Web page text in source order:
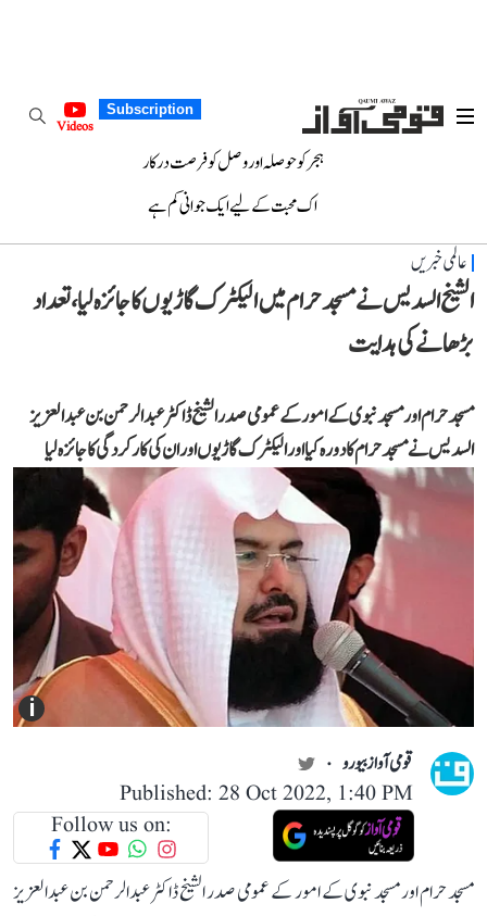
Subscription
Videos
ہجر کو حوصلہ اور وصل کو فرصت درکار
اک محبت کے لیے ایک جوانی کم ہے
عالمی خبریں
الشیخ السدیس نے مسجد حرام میں الیکٹرک گاڑیوں کا جائزہ لیا، تعداد
بڑھانے کی ہدایت
مسجد حرام اور مسجد نبوی کے امور کے عمومی صدر الشیخ ڈاکٹر عبدالرحمن بن عبدالعزیز
السدیس نے مسجد حرام کا دورہ کیا اور الیکٹرک گاڑیوں اور ان کی کارکردگی کا جائزہ لیا
i
قومی آواز بیورو
Published: 28 Oct 2022, 1:40 PM
Follow us on:
مسجد حرام اور مسجد نبوی کے امور کے عمومی صدر الشیخ ڈاکٹر عبدالرحمن بن عبدالعزیز